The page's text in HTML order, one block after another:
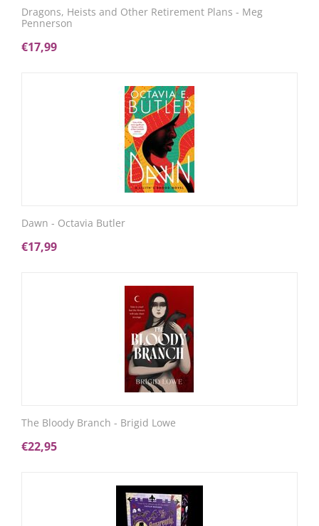
Dragons, Heists and Other Retirement Plans - Meg
Pennerson
€17,99
Dawn - Octavia Butler
€17,99
The Bloody Branch - Brigid Lowe
€22,95